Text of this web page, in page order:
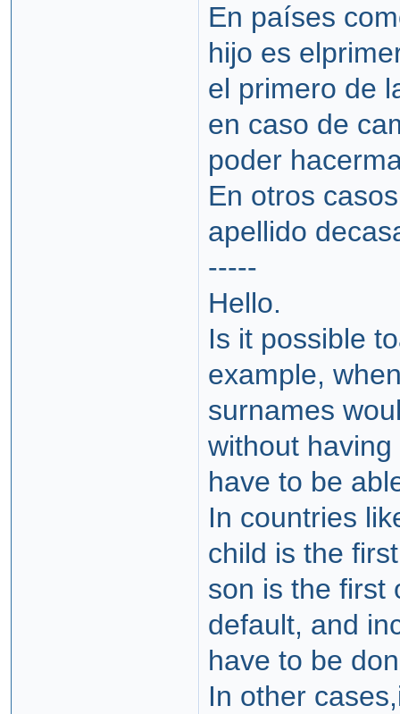
En países
hijo es
el primero de
en caso de
poder
En otros
apellido
-----
Hello.
Is it possible
example,
surnames
without
have to be
In countries
child is the
son is the first
default, and
have to be
In other